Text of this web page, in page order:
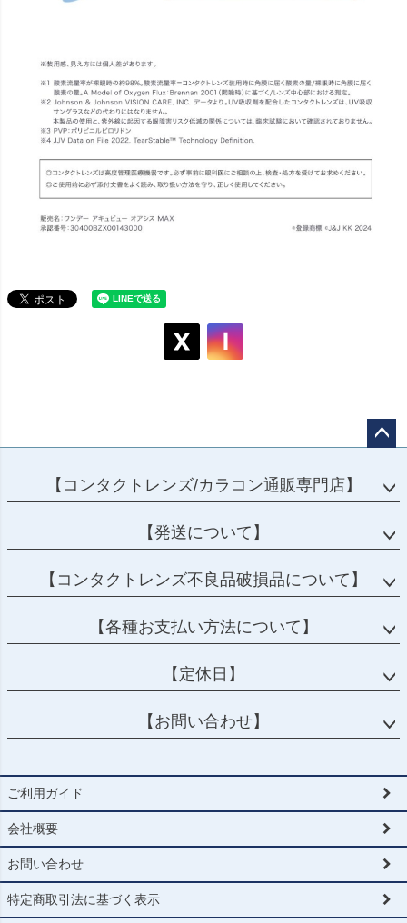
ップ
【コンタクトレンズ/カラコン通販専門店】
【発送について】
【コンタクトレンズ不良品破損品について】
【各種お支払い方法について】
【定休日】
【お問い合わせ】
ご利用ガイド
会社概要
お問い合わせ
特定商取引法に基づく表示